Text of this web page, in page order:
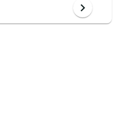
chevron_right